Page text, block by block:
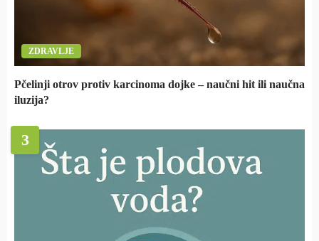
ZDRAVLJE
Pčelinji otrov protiv karcinoma dojke – naučni hit ili naučna
iluzija?
3